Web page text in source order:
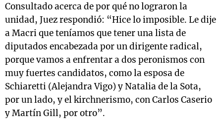
Consultado acerca de por qué no lograron la
unidad, Juez respondió: “Hice lo imposible. Le dije
a Macri que teníamos que tener una lista de
diputados encabezada por un dirigente radical,
porque vamos a enfrentar a dos peronismos con
muy fuertes candidatos, como la esposa de
Schiaretti (Alejandra Vigo) y Natalia de la Sota,
por un lado, y el kirchnerismo, con Carlos Caserio
y Martín Gill, por otro”.